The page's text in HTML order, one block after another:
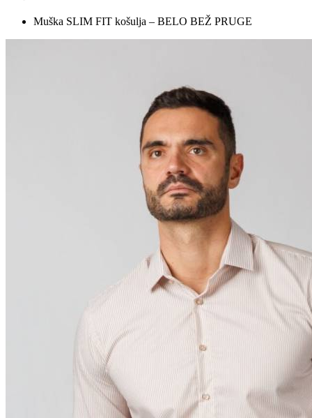
Muška SLIM FIT košulja – BELO BEŽ PRUGE